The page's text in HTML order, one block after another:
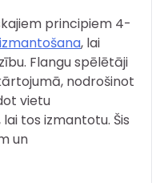
principiem 4-
, lai
Flangu spēlētāji
nodrošinot
vietu
tos izmantotu. Šis
un